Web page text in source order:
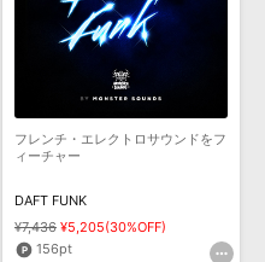
フレンチ・エレクトロサウンドをフ
ィーチャー
DAFT FUNK
¥7,436 ¥5,205(30%OFF)
156pt